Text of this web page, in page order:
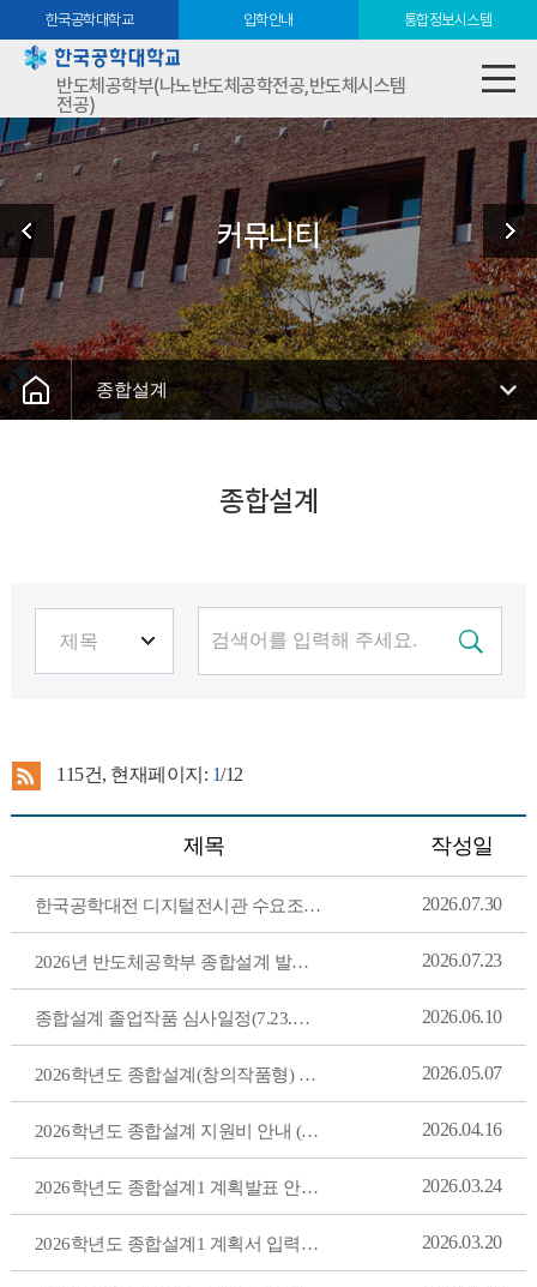
한국공학대학교 입학안내 통합정보시스템
반도체공학부(나노반도체공학전공,반도체시스템
전공)
커뮤니티
종합설계
종합설계
115건, 현재페이지: 1/12
제목 작성일
한국공학대전 디지털전시관 수요조사(~8/5 수요일까지) 2026.07.30
2026년 반도체공학부 종합설계 발표회(7.23.목) 결과 공지 2026.07.23
종합설계 졸업작품 심사일정(7.23.목.1시) 및 작품설명서(7.3.금.2시) 제출안내 2026.06.10
2026학년도 종합설계(창의작품형) 졸업작품지원비 신청 안내 2026.05.07
2026학년도 종합설계 지원비 안내 (창의작품형) 2026.04.16
2026학년도 종합설계1 계획발표 안내(~4월 19일 일. 5시까지) 2026.03.24
2026학년도 종합설계1 계획서 입력안내 2026.03.20